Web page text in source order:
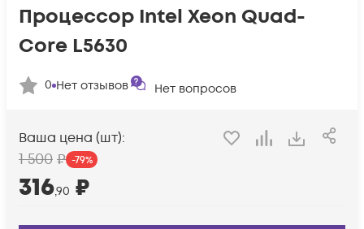
Процессор Intel Xeon Quad-
Core L5630
0 Нет отзывов Нет вопросов
Ваша цена (шт):
1 500 ₽ -79%
316,90 ₽